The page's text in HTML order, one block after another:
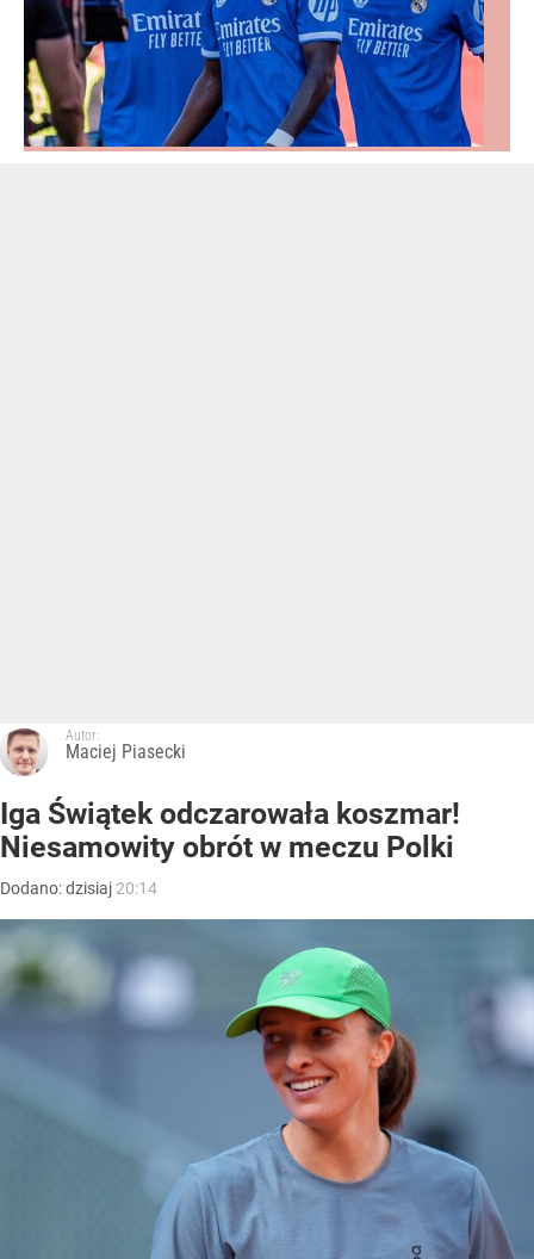
Autor:
Maciej Piasecki
Iga Świątek odczarowała koszmar!
Niesamowity obrót w meczu Polki
Dodano:dzisiaj 20:14